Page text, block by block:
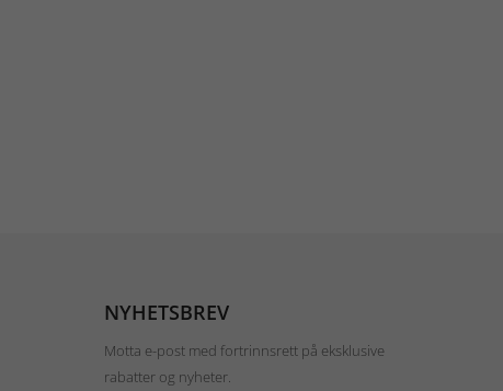
NYHETSBREV
Motta e-post med fortrinnsrett på eksklusive
rabatter og nyheter.